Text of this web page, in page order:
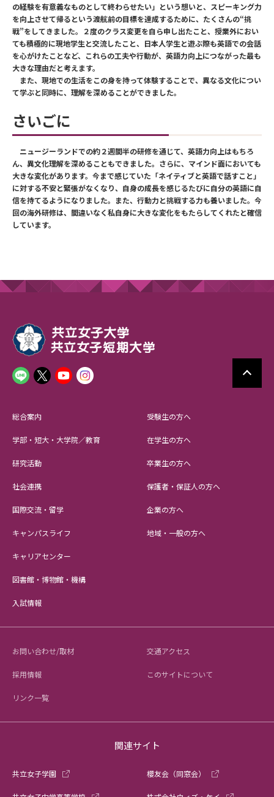
の経験を有意義なものとして終わらせたい」という想いと、スピーキング力
を向上させて帰るという渡航前の目標を達成するために、たくさんの“挑
戦”をしてきました。２度のクラス変更を自ら申し出たこと、授業外におい
ても積極的に現地学生と交流したこと、日本人学生と遊ぶ際も英語での会話
を心がけたことなど、これらの工夫や行動が、英語力向上につながった最も
大きな理由だと考えます。
また、現地での生活をこの身を持って体験することで、異なる文化につい
て学ぶと同時に、理解を深めることができました。
さいごに
ニュージーランドでの約２週間半の研修を通じて、英語力向上はもちろ
ん、異文化理解を深めることもできました。さらに、マインド面においても
大きな変化があります。今まで感じていた「ネイティブと英語で話すこと」
に対する不安と緊張がなくなり、自身の成長を感じるたびに自分の英語に自
信を持てるようになりました。また、行動力と挑戦する力も養いました。今
回の海外研修は、間違いなく私自身に大きな変化をもたらしてくれたと確信
しています。
総合案内
学部・短大・大学院／教育
研究活動
社会連携
国際交流・留学
キャンパスライフ
キャリアセンター
図書館・博物館・機構
入試情報
受験生の方へ
在学生の方へ
卒業生の方へ
保護者・保証人の方へ
企業の方へ
地域・一般の方へ
お問い合わせ/取材 交通アクセス
採用情報 このサイトについて
リンク一覧
関連サイト
共立女子学園 櫻友会（同窓会）